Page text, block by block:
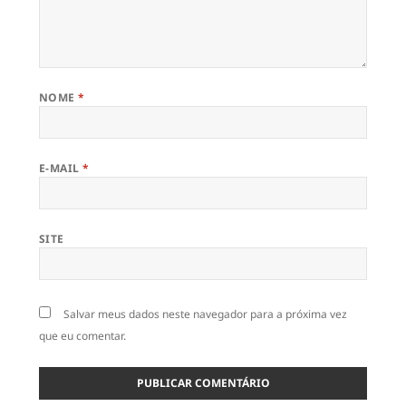
NOME*
E-MAIL*
SITE
Salvar meus dados neste navegador para a próxima vez
que eu comentar.